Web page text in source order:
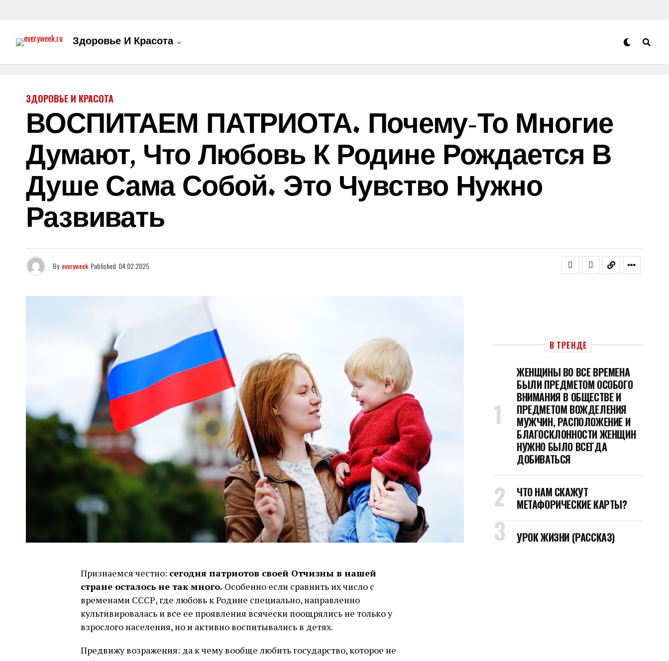
Здоровье И Красота
ЗДОРОВЬЕ И КРАСОТА
ВОСПИТАЕМ ПАТРИОТА. Почему-То Многие
Думают, Что Любовь К Родине Рождается В
Душе Сама Собой. Это Чувство Нужно
Развивать
By everyweek Published 04.02.2025
Признаемся честно: сегодня патриотов своей Отчизны в нашей
стране осталось не так много. Особенно если сравнить их число с
временами СССР, где любовь к Родине специально, направленно
культивировалась и все ее проявления всячески поощрялись не только у
взрослого населения, но и активно воспитывались в детях.
Предвижу возражения: да к чему вообще любить государство, которое не
В ТРЕНДЕ
ЖЕНЩИНЫ ВО ВСЕ ВРЕМЕНА
БЫЛИ ПРЕДМЕТОМ ОСОБОГО
ВНИМАНИЯ В ОБЩЕСТВЕ И
ПРЕДМЕТОМ ВОЖДЕЛЕНИЯ
МУЖЧИН, РАСПОЛОЖЕНИЕ И
БЛАГОСКЛОННОСТИ ЖЕНЩИН
НУЖНО БЫЛО ВСЕГДА
ДОБИВАТЬСЯ
ЧТО НАМ СКАЖУТ
МЕТАФОРИЧЕСКИЕ КАРТЫ?
УРОК ЖИЗНИ (РАССКАЗ)